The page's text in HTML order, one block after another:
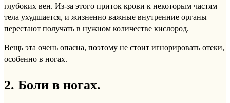
глубоких вен. Из-за этого приток крови к некоторым частям
тела ухудшается, и жизненно важные внутренние органы
перестают получать в нужном количестве кислород.
Вещь эта очень опасна, поэтому не стоит игнорировать отеки,
особенно в ногах.
2. Боли в ногах.